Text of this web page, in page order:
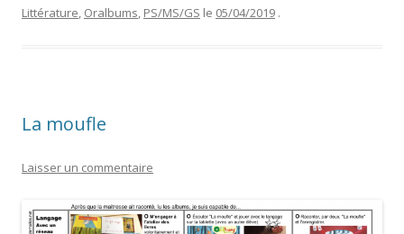
Littérature, Oralbums, PS/MS/GS le 05/04/2019 .
La moufle
Laisser un commentaire